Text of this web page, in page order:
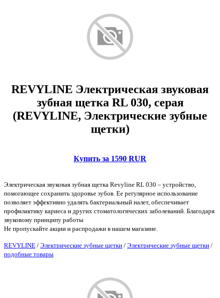
REVYLINE Электрическая звуковая
зубная щетка RL 030, серая
(REVYLINE, Электрические зубные
щетки)
Купить за 1590 RUR
Электрическая звуковая зубная щетка Revyline RL 030 – устройство,
помогающее сохранить здоровье зубов. Ее регулярное использование
позволяет эффективно удалять бактериальный налет, обеспечивает
профилактику кариеса и других стоматологических заболеваний. Благодаря
звуковому принципу работы
Не пропускайте акции и распродажи в нашем магазине.
REVYLINE / Электрические зубные щетки / Электрические зубные щетки /
подобные товары